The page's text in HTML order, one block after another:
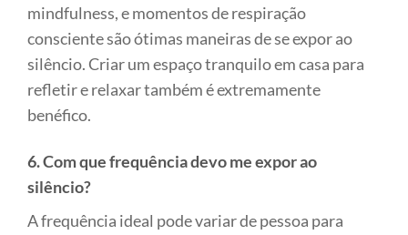
mindfulness, e momentos de respiração
consciente são ótimas maneiras de se expor ao
silêncio. Criar um espaço tranquilo em casa para
refletir e relaxar também é extremamente
benéfico.
6. Com que frequência devo me expor ao
silêncio?
A frequência ideal pode variar de pessoa para